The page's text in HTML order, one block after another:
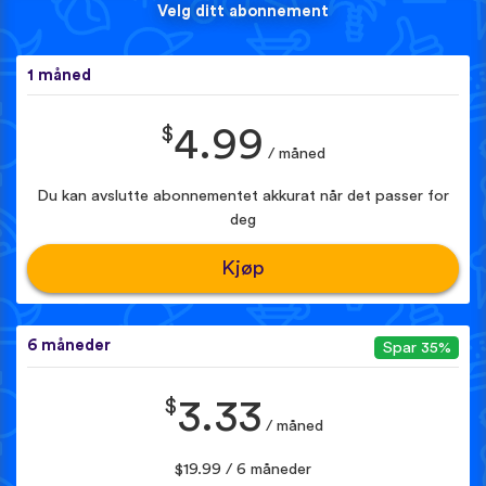
Velg ditt abonnement
1 måned
$4.99 / måned
Du kan avslutte abonnementet akkurat når det passer for
deg
Kjøp
6 måneder Spar 35%
$3.33 / måned
$19.99 / 6 måneder